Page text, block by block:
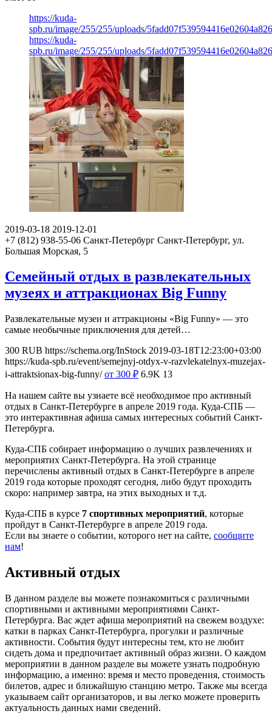
https://kuda-
spb.ru/image/255/255/uploads/
https://kuda-
spb.ru/image/255/255/uploads/
2019-03-18 2019-12-01
+7 (812) 938-55-06 Санкт-Петербург Санкт-Петербург, ул.
Большая Морская, 5
Семейный отдых в развлекательных
музеях и аттракционах Big Funny
Развлекательные музеи и аттракционы «Big Funny» — это
самые необычные приключения для детей…
300 RUB https://schema.org/InStock 2019-03-18T12:23:00+03:00
https://kuda-spb.ru/event/semejnyj-otdyx-v-razvlekatelnyx-muzejax-
i-attraktsionax-big-funny/ от 300 ₽ 6.9K 13
На нашем сайте вы узнаете всё необходимое про активный
отдых в Санкт-Петербурге в апреле 2019 года. Куда-СПБ —
это интерактивная афиша самых интересных событий Санкт-
Петербурга.
Куда-СПБ собирает информацию о лучших развлечениях и
мероприятих Санкт-Петербурга. На этой странице
перечислены активный отдых в Санкт-Петербурге в апреле
2019 года которые проходят сегодня, либо будут проходить
скоро: например завтра, на этих выходных и т.д.
Куда-СПБ в курсе 7 спортивных мероприятий, которые
пройдут в Санкт-Петербурге в апреле 2019 года.
Если вы знаете о событии, которого нет на сайте, сообщите
нам!
Активный отдых
В данном разделе вы можете познакомиться с различными
спортивными и активными мероприятиями Санкт-
Петербурга. Вас ждет афиша мероприятий на свежем воздухе:
катки в парках Санкт-Петербурга, прогулки и различные
активности. События будут интересны тем, кто не любит
сидеть дома и предпочитает активный образ жизни. О каждом
мероприятии в данном разделе вы можете узнать подробную
информацию, а именно: время и место проведения, стоимость
билетов, адрес и ближайшую станцию метро. Также мы всегда
указываем сайт организаторов, и вы легко можете проверить
актуальность данных нами сведений.